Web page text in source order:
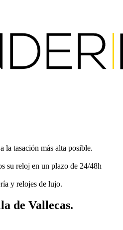
la tasación más alta posible.
su reloj en un plazo de 24/48h
y relojes de lujo.
de Vallecas.